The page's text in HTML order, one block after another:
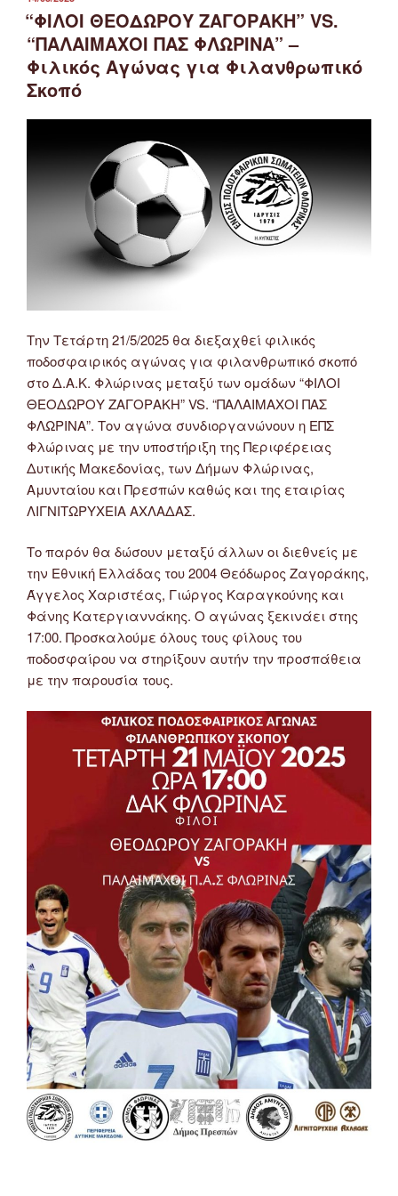
ΣΤΙΣ
“ΦΙΛΟΙ ΘΕΟΔΩΡΟΥ ΖΑΓΟΡΑΚΗ” VS.
“ΠΑΛΑΙΜΑΧΟΙ ΠΑΣ ΦΛΩΡΙΝΑ” –
Φιλικός Αγώνας για Φιλανθρωπικό
Σκοπό
Την Τετάρτη 21/5/2025 θα διεξαχθεί φιλικός
ποδοσφαιρικός αγώνας για φιλανθρωπικό σκοπό
στο Δ.Α.Κ. Φλώρινας μεταξύ των ομάδων “ΦΙΛΟΙ
ΘΕΟΔΩΡΟΥ ΖΑΓΟΡΑΚΗ” VS. “ΠΑΛΑΙΜΑΧΟΙ ΠΑΣ
ΦΛΩΡΙΝΑ”. Τον αγώνα συνδιοργανώνουν η ΕΠΣ
Φλώρινας με την υποστήριξη της Περιφέρειας
Δυτικής Μακεδονίας, των Δήμων Φλώρινας,
Αμυνταίου και Πρεσπών καθώς και της εταιρίας
ΛΙΓΝΙΤΩΡΥΧΕΙΑ ΑΧΛΑΔΑΣ.
Το παρόν θα δώσουν μεταξύ άλλων οι διεθνείς με
την Εθνική Ελλάδας του 2004 Θεόδωρος Ζαγοράκης,
Άγγελος Χαριστέας, Γιώργος Καραγκούνης και
Φάνης Κατεργιαννάκης. Ο αγώνας ξεκινάει στης
17:00. Προσκαλούμε όλους τους φίλους του
ποδοσφαίρου να στηρίξουν αυτήν την προσπάθεια
με την παρουσία τους.